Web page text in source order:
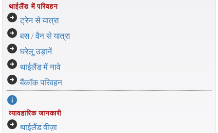
थाईलैंड में परिवहन
arrow_circle_right ट्रेन से यात्रा
arrow_circle_right बस / वैन से यात्रा
arrow_circle_right घरेलू उड़ानें
arrow_circle_right थाईलैंड में नावे
arrow_circle_right बैंकॉक परिवहन
info
व्यावहारिक जानकारी
arrow_circle_right थाईलैंड वीज़ा